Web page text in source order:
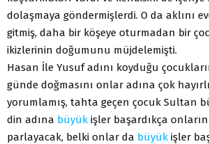
dolaşmaya göndermişlerdi. O da aklını
gitmiş, daha bir köşeye oturmadan bir
ikizlerinin doğumunu müjdelemişti.
Hasan İle Yusuf adını koyduğu
günde doğmasını onlar adına çok
yorumlamış, tahta geçen çocuk Sultan
din adına büyük işler başardıkça onların
parlayacak, belki onlar da büyük işler